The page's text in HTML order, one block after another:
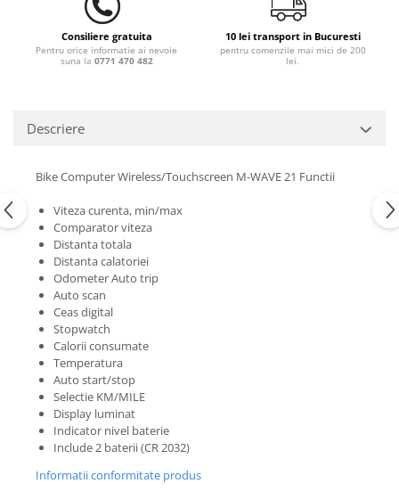
Consiliere gratuita
Pentru orice informatie ai nevoie
suna la 0771 470 482
10 lei transport in Bucuresti
pentru comenzile mai mici de 200
lei.
Descriere
Bike Computer Wireless/Touchscreen M-WAVE 21 Functii
Viteza curenta, min/max
Comparator viteza
Distanta totala
Distanta calatoriei
Odometer Auto trip
Auto scan
Ceas digital
Stopwatch
Calorii consumate
Temperatura
Auto start/stop
Selectie KM/MILE
Display luminat
Indicator nivel baterie
Include 2 baterii (CR 2032)
Informatii conformitate produs